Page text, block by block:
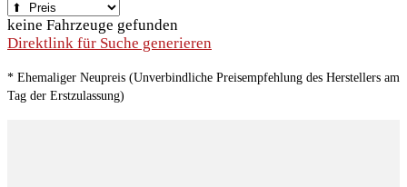
keine Fahrzeuge gefunden
Direktlink für Suche generieren
* Ehemaliger Neupreis (Unverbindliche Preisempfehlung des Herstellers am
Tag der Erstzulassung)